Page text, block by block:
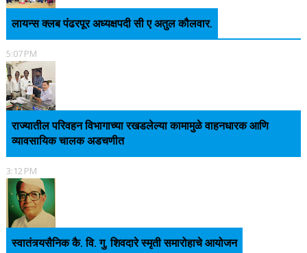
लायन्स क्लब पंढरपूर अध्यक्षपदी सी ए अतुल कौलवार.
5:07 PM
राज्यातील परिवहन विभागाच्या रखडलेल्या कामामुळे वाहनधारक आणि
व्यावसायिक चालक अडचणीत
3:12 PM
स्वातंत्र्यसैनिक कै. वि. गु. शिवदारे स्मृती समारोहाचे आयोजन